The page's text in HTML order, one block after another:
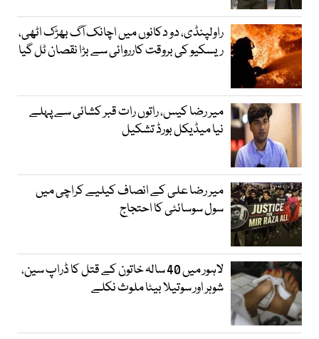
راولپنڈی، دو دکانوں میں اچانک آگ بھڑک اٹھی،
ریسکیو کی بروقت کارروائی سے بڑا نقصان ٹل گیا
میر رضا کیس، راتوں رات قبر کشائی سے پہلے
نیا میڈیکل بورڈ تشکیل
میر رضا علی کے انصاف کیلیے کراچی میں
سول سوسائٹی کا احتجاج
لاہور میں 40 سالہ خاتون کے قتل کا ڈراپ سین،
شوہر اور سوتیلا بیٹا ملوث نکلے